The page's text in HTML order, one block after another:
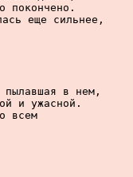
покончено.
еще сильнее,
в нем,
и ужасной.
всем